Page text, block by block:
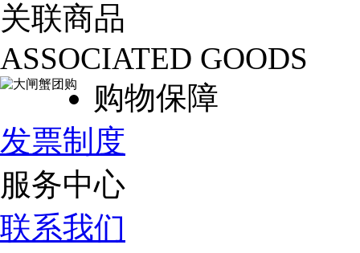
关联商品
ASSOCIATED GOODS
购物保障
发票制度
服务中心
联系我们